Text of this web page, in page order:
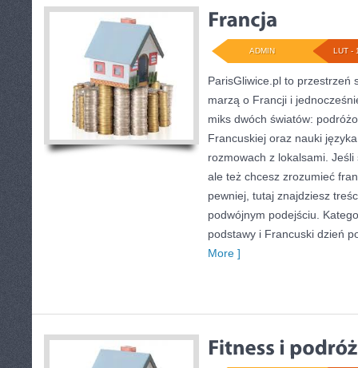
LUT -
ADMIN
ParisGliwice.pl to przestrzeń
marzą o Francji i
miks dwóch światów:
Francuskiej oraz nauki
rozmowach z lokalsami.
ale też chcesz zrozumieć
pewniej, tutaj znajdziesz
podwójnym podejściu.
podstawy i Francuski dzień
More ]